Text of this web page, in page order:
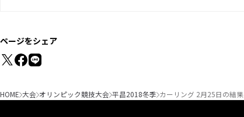
ページをシェア
HOME 大会 オリンピック競技大会 平昌2018冬季 カーリング 2月25日の結果